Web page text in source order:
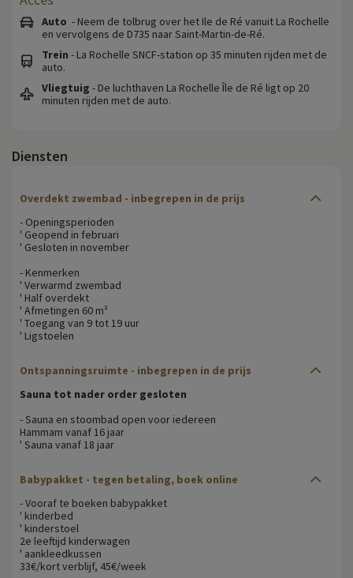
Auto - Neem de tolbrug over het Ile de Ré vanuit La Rochelle
en vervolgens de D735 naar Saint-Martin-de-Ré.
Trein - La Rochelle SNCF-station op 35 minuten rijden met de
auto.
Vliegtuig - De luchthaven La Rochelle Île de Ré ligt op 20
minuten rijden met de auto.
Diensten
Overdekt zwembad - inbegrepen in de prijs
- Openingsperioden
' Geopend in februari
' Gesloten in november
- Kenmerken
' Verwarmd zwembad
' Half overdekt
' Afmetingen 60 m²
' Toegang van 9 tot 19 uur
' Ligstoelen
Ontspanningsruimte - inbegrepen in de prijs
Sauna tot nader order gesloten
- Sauna en stoombad open voor iedereen
Hammam vanaf 16 jaar
' Sauna vanaf 18 jaar
Babypakket - tegen betaling, boek online
- Vooraf te boeken babypakket
' kinderbed
' kinderstoel
2e leeftijd kinderwagen
' aankleedkussen
33€/kort verblijf, 45€/week